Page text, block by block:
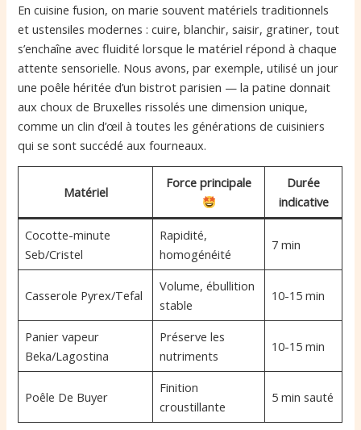
En cuisine fusion, on marie souvent matériels traditionnels
et ustensiles modernes : cuire, blanchir, saisir, gratiner, tout
s’enchaîne avec fluidité lorsque le matériel répond à chaque
attente sensorielle. Nous avons, par exemple, utilisé un jour
une poêle héritée d’un bistrot parisien — la patine donnait
aux choux de Bruxelles rissolés une dimension unique,
comme un clin d’œil à toutes les générations de cuisiniers
qui se sont succédé aux fourneaux.
Matériel
Force principale
Durée
indicative
Cocotte-minute
Seb/Cristel
Rapidité,
homogénéité
7 min
Casserole Pyrex/Tefal
Volume, ébullition
stable
10-15 min
Panier vapeur
Beka/Lagostina
Préserve les
nutriments
10-15 min
Poêle De Buyer
Finition
croustillante
5 min sauté